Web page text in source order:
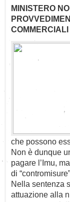
MINISTERO
COMMERCIALI
che possono
Non è dunque
pagare l’Imu,
di
Nella sentenza
attuazione alla